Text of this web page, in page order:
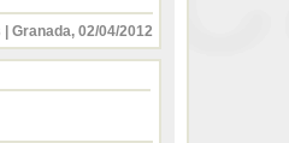
Granada, 02/04/2012